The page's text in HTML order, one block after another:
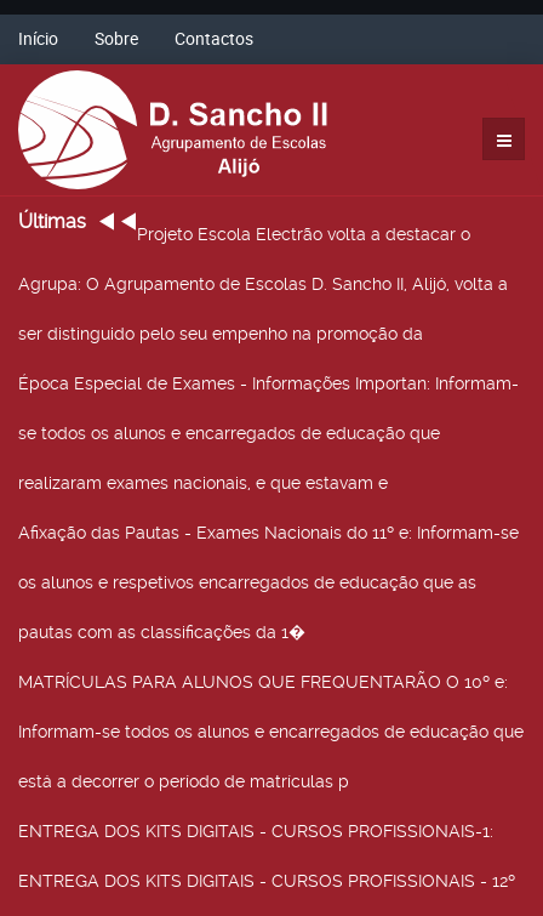
Início Sobre Contactos
Últimas
Projeto Escola Electrão volta a destacar o
Agrupa: O Agrupamento de Escolas D. Sancho II, Alijó, volta a
ser distinguido pelo seu empenho na promoção da
Época Especial de Exames - Informações Importan: Informam-
se todos os alunos e encarregados de educação que
realizaram exames nacionais, e que estavam e
Afixação das Pautas - Exames Nacionais do 11º e: Informam-se
os alunos e respetivos encarregados de educação que as
pautas com as classificações da 1�
MATRÍCULAS PARA ALUNOS QUE FREQUENTARÃO O 10º e:
Informam-se todos os alunos e encarregados de educação que
está a decorrer o período de matrículas p
ENTREGA DOS KITS DIGITAIS - CURSOS PROFISSIONAIS-1:
ENTREGA DOS KITS DIGITAIS - CURSOS PROFISSIONAIS - 12º